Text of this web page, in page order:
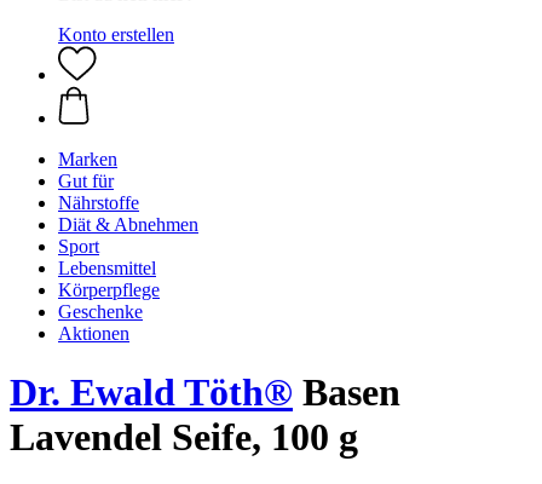
Konto erstellen
Marken
Gut für
Nährstoffe
Diät & Abnehmen
Sport
Lebensmittel
Körperpflege
Geschenke
Aktionen
Dr. Ewald Töth® Basen
Lavendel Seife, 100 g